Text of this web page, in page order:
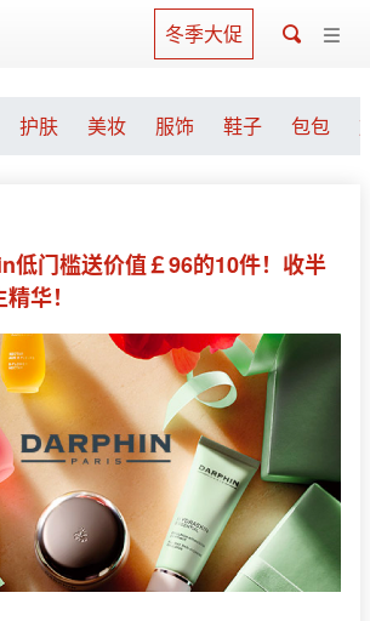
冬季大促
护肤 美妆 服饰 鞋子 包包
低门槛送价值￡96的10件！收半
华！